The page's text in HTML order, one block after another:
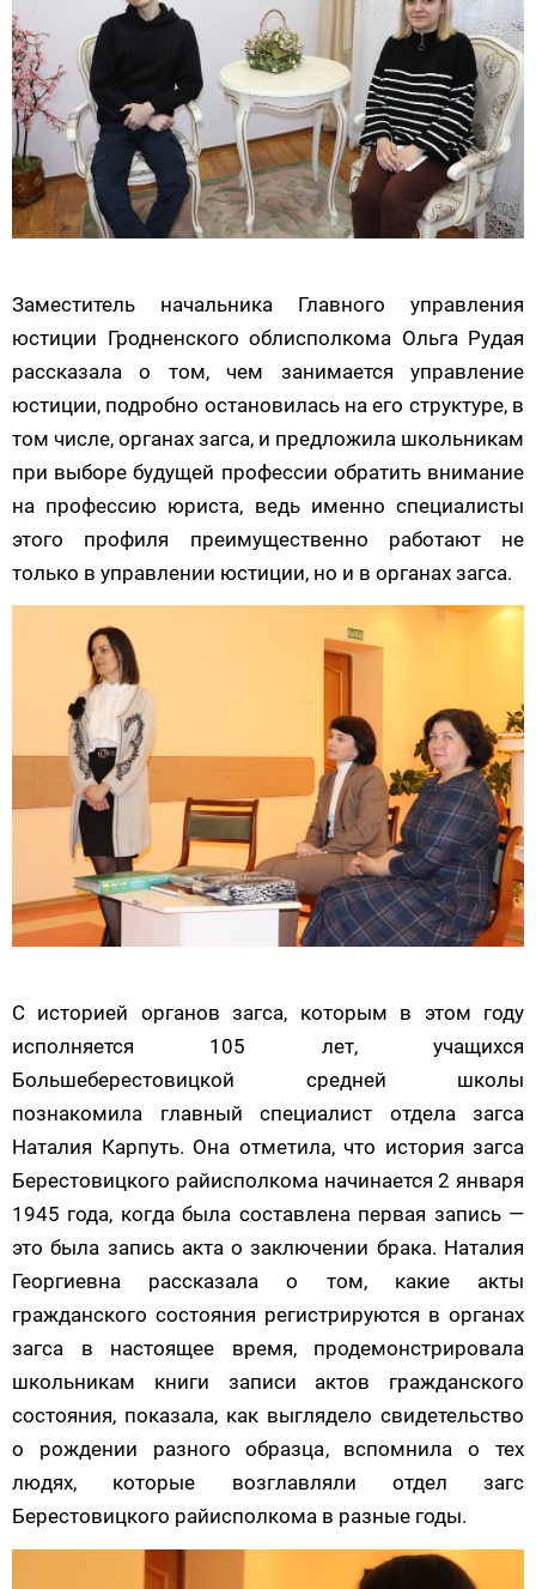
Заместитель начальника Главного управления
юстиции Гродненского облисполкома Ольга Рудая
рассказала о том, чем занимается управление
юстиции, подробно остановилась на его структуре, в
том числе, органах загса, и предложила школьникам
при выборе будущей профессии обратить внимание
на профессию юриста, ведь именно специалисты
этого профиля преимущественно работают не
только в управлении юстиции, но и в органах загса.
С историей органов загса, которым в этом году
исполняется 105 лет, учащихся
Большеберестовицкой средней школы
познакомила главный специалист отдела загса
Наталия Карпуть. Она отметила, что история загса
Берестовицкого райисполкома начинается 2 января
1945 года, когда была составлена первая запись —
это была запись акта о заключении брака. Наталия
Георгиевна рассказала о том, какие акты
гражданского состояния регистрируются в органах
загса в настоящее время, продемонстрировала
школьникам книги записи актов гражданского
состояния, показала, как выглядело свидетельство
о рождении разного образца, вспомнила о тех
людях, которые возглавляли отдел загс
Берестовицкого райисполкома в разные годы.